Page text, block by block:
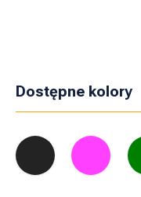
Dostępne kolory